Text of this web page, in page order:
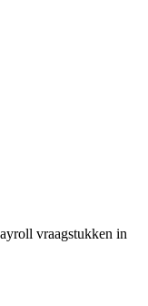
vraagstukken in